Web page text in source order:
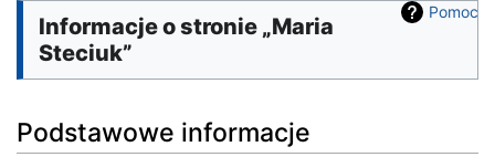
Pomoc
Informacje o stronie „Maria
Steciuk”
Podstawowe informacje